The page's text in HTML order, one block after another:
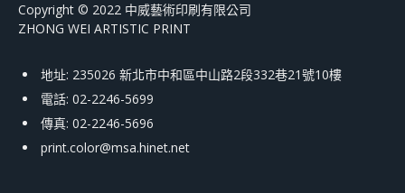
Copyright © 2022 中威藝術印刷有限公司
ZHONG WEI ARTISTIC PRINT
地址: 235026 新北市中和區中山路2段332巷21號10樓
電話: 02-2246-5699
傳真: 02-2246-5696
print.color@msa.hinet.net